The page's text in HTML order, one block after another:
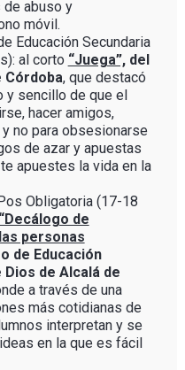
abuso y
móvil.
Educación Secundaria
al corto “Juega”,del
Córdoba, que destacó
y sencillo de que el
hacer amigos,
no para obsesionarse
de azar y apuestas
apuestes la vida en la
Obligatoria (17-18
“Decálogo de
personas
de Educación
Dios de Alcalá de
a través de una
más cotidianas de
interpretan y se
en la que es fácil